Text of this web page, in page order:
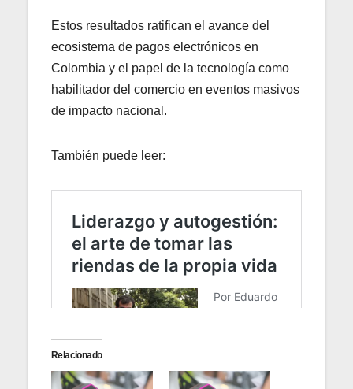
Estos resultados ratifican el avance del
ecosistema de pagos electrónicos en
Colombia y el papel de la tecnología como
habilitador del comercio en eventos masivos
de impacto nacional.
También puede leer:
Relacionado